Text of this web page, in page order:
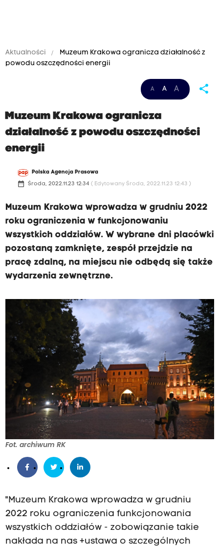
Aktualności
Muzeum Krakowa ogranicza działalność z
powodu oszczędności energii
A A A share
Muzeum Krakowa ogranicza
działalność z powodu oszczędności
energii
Polska Agencja Prasowa
date_range Środa, 2022.11.23 12:34 ( Edytowany Środa, 2022.11.23 12:43 )
Muzeum Krakowa wprowadza w grudniu 2022
roku ograniczenia w funkcjonowaniu
wszystkich oddziałów. W wybrane dni placówki
pozostaną zamknięte, zespół przejdzie na
pracę zdalną, na miejscu nie odbędą się także
wydarzenia zewnętrzne.
Fot. archiwum RK
"Muzeum Krakowa wprowadza w grudniu
2022 roku ograniczenia funkcjonowania
wszystkich oddziałów - zobowiązanie takie
nakłada na nas +ustawa o szczególnych